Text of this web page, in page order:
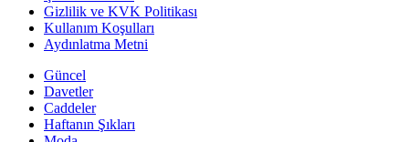
Gizlilik ve KVK Politikası
Kullanım Koşulları
Aydınlatma Metni
Güncel
Davetler
Caddeler
Haftanın Şıkları